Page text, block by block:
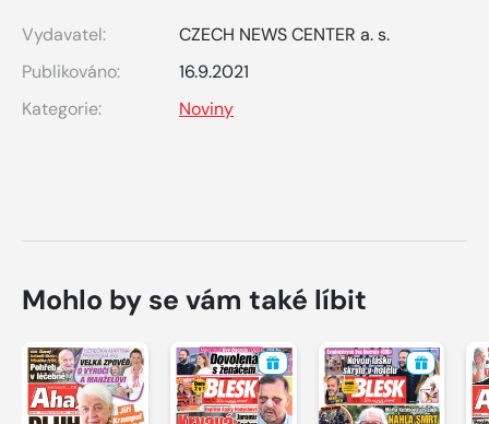
Vydavatel:
CZECH NEWS CENTER a. s.
Publikováno:
16.9.2021
Kategorie:
Noviny
Mohlo by se vám také líbit